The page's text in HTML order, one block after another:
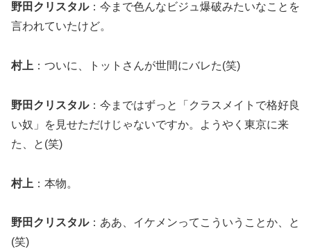
野田クリスタル：今まで色んなビジュ爆破みたいなことを
言われていたけど。
村上 ：ついに、トットさんが世間にバレた(笑)
野田クリスタル：今まではずっと「クラスメイトで格好良
い奴」を見せただけじゃないですか。ようやく東京に来
た、と(笑)
村上 ：本物。
野田クリスタル：ああ、イケメンってこういうことか、と
(笑)